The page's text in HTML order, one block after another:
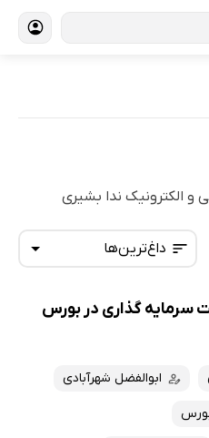
الکترونیک ندا بشیری
داغ‌ترین‌ها
تازه‌ها
پرفروش‌ها
پربحث‌ها
سرمایه گذاری در بورس
ابوالفضل شهرآبادی